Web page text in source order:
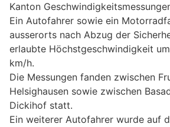
Kanton
Ein Autofahrer sowie ein
ausserorts nach Abzug der
erlaubte Höchstgeschwindigkeit
km/h.
Die Messungen fanden zwischen
Helsighausen sowie zwischen
Dickihof statt.
Ein weiterer Autofahrer wurde auf